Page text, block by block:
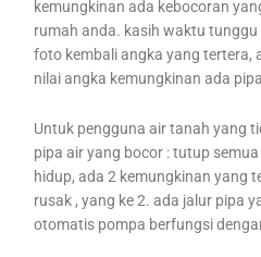
kemungkinan ada kebocoran
rumah anda. kasih waktu
foto kembali angka yang tertera,
nilai angka kemungkinan ada
Untuk pengguna air tanah yang
pipa air yang bocor : tutup
hidup, ada 2 kemungkinan yang
rusak , yang ke 2. ada jalur pipa
otomatis pompa berfungsi